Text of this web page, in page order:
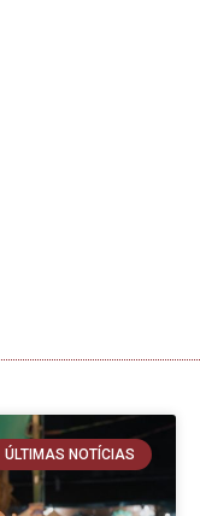
ÚLTIMAS NOTÍCIAS